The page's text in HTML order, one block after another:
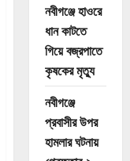
নবীগঞ্জে হাওরে
ধান কাটতে
গিয়ে বজ্রপাতে
কৃষকের মৃত্যু
নবীগঞ্জে
প্রবাসীর উপর
হামলার ঘটনায়